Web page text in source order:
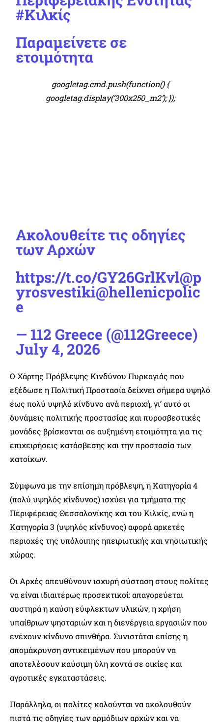
#Κιλκίς
Παραμείνετε σε
ετοιμότητα
googletag.cmd.push(function() {
googletag.display(‘300x250_m2’); });
Ακολουθείτε τις οδηγίες
των Αρχών
https://t.co/GY26GrlKvl@p
yrosvestiki@hellenicpolic
e
— 112 Greece (@112Greece)
July 4, 2026
Ο Χάρτης Πρόβλεψης Κινδύνου Πυρκαγιάς που
εξέδωσε η Πολιτική Προστασία δείχνει σήμερα υψηλό
έως πολύ υψηλό κίνδυνο ανά περιοχή, γι’ αυτό οι
δυνάμεις πολιτικής προστασίας και πυροσβεστικές
μονάδες βρίσκονται σε αυξημένη ετοιμότητα για τις
επιχειρήσεις κατάσβεσης και την προστασία των
κατοίκων.
Σύμφωνα με την επίσημη πρόβλεψη, η Κατηγορία 4
(πολύ υψηλός κίνδυνος) ισχύει για τμήματα της
Περιφέρειας Θεσσαλονίκης και του Κιλκίς, ενώ η
Κατηγορία 3 (υψηλός κίνδυνος) αφορά αρκετές
περιοχές της υπόλοιπης ηπειρωτικής και νησιωτικής
χώρας.
Οι Αρχές απευθύνουν ισχυρή σύσταση στους πολίτες
να είναι ιδιαιτέρως προσεκτικοί: απαγορεύεται
αυστηρά η καύση εύφλεκτων υλικών, η χρήση
υπαίθριων ψησταριών και η διενέργεια εργασιών που
ενέχουν κίνδυνο σπινθήρα. Συνιστάται επίσης η
απομάκρυνση αντικειμένων που μπορούν να
αποτελέσουν καύσιμη ύλη κοντά σε οικίες και
αγροτικές εγκαταστάσεις.
Παράλληλα, οι πολίτες καλούνται να ακολουθούν
πιστά τις οδηγίες των αρμόδιων αρχών και να